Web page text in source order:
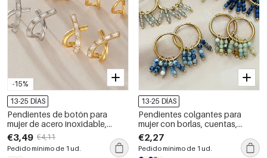
-15%
13-25 DÍAS
Pendientes de botón para
mujer de acero inoxidable,
impermeables, color dorado y
con circonitas, de forma
irregular y resistentes al agua.
€3,49 €4,11
Pedido mínimo de 1 ud.
13-25 DÍAS
Pendientes colgantes para
mujer con borlas, cuentas,
piedras naturales, acero
inoxidable, resistentes al agua y
color dorado.
€2,27
Pedido mínimo de 1 ud.